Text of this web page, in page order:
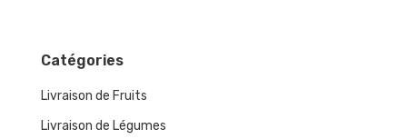
Catégories
Livraison de Fruits
Livraison de Légumes